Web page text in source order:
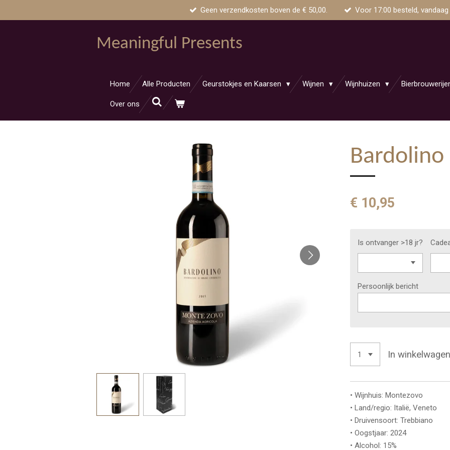
Geen verzendkosten boven de € 50,00. Voor 17:00 besteld,
Meaningful Presents
Home Alle Producten Geurstokjes en Kaarsen Wijnen Wijnhuizen
Over ons
Bardolino
€ 10,95
Is ontvanger >18 jr?
Persoonlijk bericht
In winkelwagen
• Wijnhuis: Montezovo
• Land/regio: Italië, Veneto
• Druivensoort: Trebbiano
• Oogstjaar: 2024
• Alcohol: 15%